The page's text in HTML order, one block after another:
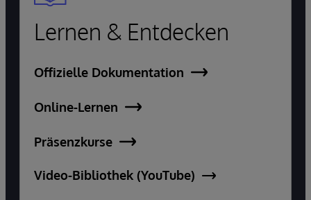
Lernen & Entdecken
Offizielle Dokumentation
Online-Lernen
Präsenzkurse
Video-Bibliothek (YouTube)